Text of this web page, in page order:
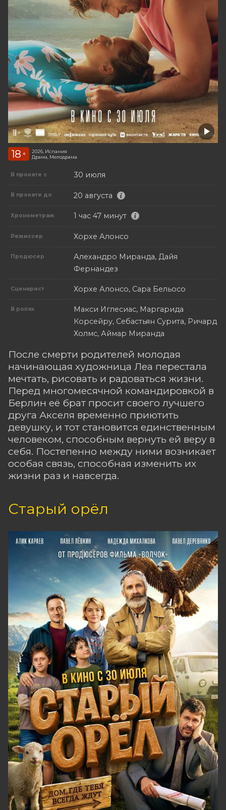
18 +
2026, Испания
Драма, Мелодрама
В прокате с 30 июля
В прокате до 20 августа
Хронометраж 1 час 47 минут
Режиссер Хорхе Алонсо
Продюсер
Алехандро Миранда, Дайя
Фернандез
Сценарист Хорхе Алонсо, Сара Бельосо
В ролях
Макси Иглесиас, Маргарида
Корсейру, Себастьян Сурита, Ричард
Холмс, Аймар Миранда
После смерти родителей молодая
начинающая художница Леа перестала
мечтать, рисовать и радоваться жизни.
Перед многомесячной командировкой в
Берлин её брат просит своего лучшего
друга Акселя временно приютить
девушку, и тот становится единственным
человеком, способным вернуть ей веру в
себя. Постепенно между ними возникает
особая связь, способная изменить их
жизни раз и навсегда.
Старый орёл